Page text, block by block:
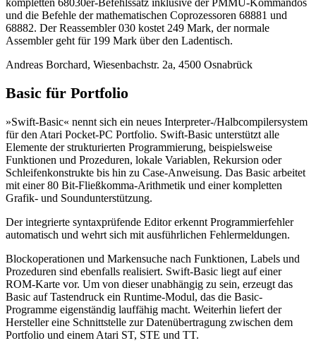
und die Befehle der mathematischen Coprozessoren 68881 und
68882. Der Reassembler 030 kostet 249 Mark, der normale
Assembler geht für 199 Mark über den Ladentisch.
Andreas Borchard, Wiesenbachstr. 2a, 4500 Osnabrück
Basic für Portfolio
»Swift-Basic« nennt sich ein neues Interpreter-/Halbcompilersystem
für den Atari Pocket-PC Portfolio. Swift-Basic unterstützt alle
Elemente der strukturierten Programmierung, beispielsweise
Funktionen und Prozeduren, lokale Variablen, Rekursion oder
Schleifenkonstrukte bis hin zu Case-Anweisung. Das Basic arbeitet
mit einer 80 Bit-Fließkomma-Arithmetik und einer kompletten
Grafik- und Soundunterstützung.
Der integrierte syntaxprüfende Editor erkennt Programmierfehler
automatisch und wehrt sich mit ausführlichen Fehlermeldungen.
Blockoperationen und Markensuche nach Funktionen, Labels und
Prozeduren sind ebenfalls realisiert. Swift-Basic liegt auf einer
ROM-Karte vor. Um von dieser unabhängig zu sein, erzeugt das
Basic auf Tastendruck ein Runtime-Modul, das die Basic-
Programme eigenständig lauffähig macht. Weiterhin liefert der
Hersteller eine Schnittstelle zur Datenübertragung zwischen dem
Portfolio und einem Atari ST, STE und TT.